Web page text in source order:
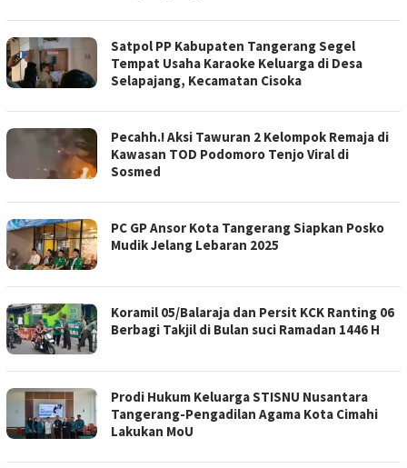
Satpol PP Kabupaten Tangerang Segel
Tempat Usaha Karaoke Keluarga di Desa
Selapajang, Kecamatan Cisoka
Pecahh.! Aksi Tawuran 2 Kelompok Remaja di
Kawasan TOD Podomoro Tenjo Viral di
Sosmed
PC GP Ansor Kota Tangerang Siapkan Posko
Mudik Jelang Lebaran 2025
Koramil 05/Balaraja dan Persit KCK Ranting 06
Berbagi Takjil di Bulan suci Ramadan 1446 H
Prodi Hukum Keluarga STISNU Nusantara
Tangerang-Pengadilan Agama Kota Cimahi
Lakukan MoU